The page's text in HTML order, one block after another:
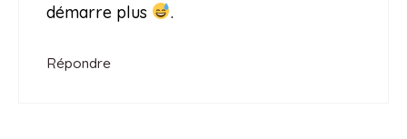
démarre plus
.
Répondre